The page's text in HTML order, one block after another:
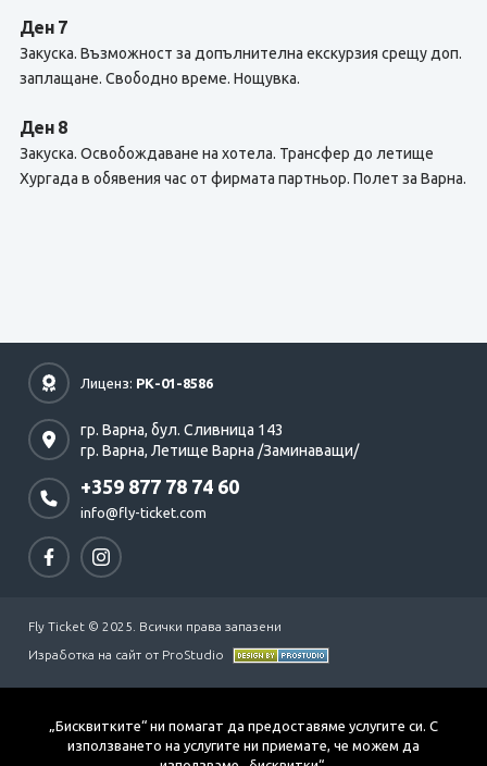
Ден 7
Закуска. Възможност за допълнителна екскурзия срещу доп.
заплащане. Свободно време. Нощувка.
Ден 8
Закуска. Освобождаване на хотела. Трансфер до летище
Хургада в обявения час от фирмата партньор. Полет за Варна.
Лиценз: РК-01-8586
гр. Варна, бул. Сливница 143
гр. Варна, Летище Варна /Заминаващи/
+359 877 78 74 60
info@fly-ticket.com
Fly Ticket © 2025. Всички права запазени
Изработка на сайт от ProStudio
„Бисквитките“ ни помагат да предоставяме услугите си. С
използването на услугите ни приемате, че можем да